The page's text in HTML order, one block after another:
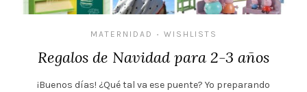
MATERNIDAD • WISHLISTS
Regalos de Navidad para 2-3 años
¡Buenos días! ¿Qué tal va ese puente? Yo preparando